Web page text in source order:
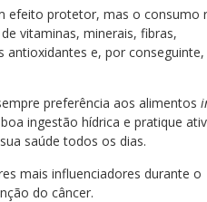
efeito protetor, mas o consumo
vitaminas, minerais, fibras,
antioxidantes e, por
preferência aos alimentos
ingestão hídrica e pratique
saúde todos os dias.
mais influenciadores durante o
do câncer.